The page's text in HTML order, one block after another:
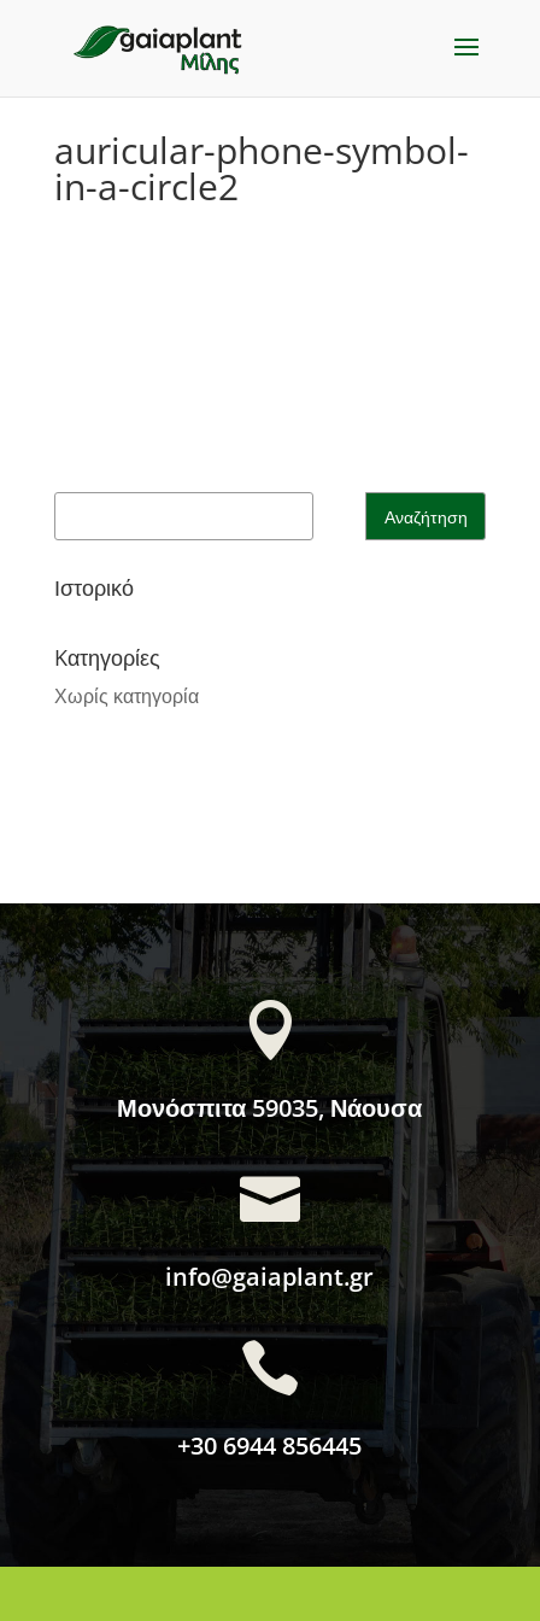
auricular-phone-symbol-
in-a-circle2
Ιστορικό
Kατηγορίες
Χωρίς κατηγορία

Μονόσπιτα 59035, Νάουσα

info@gaiaplant.gr

+30 6944 856445